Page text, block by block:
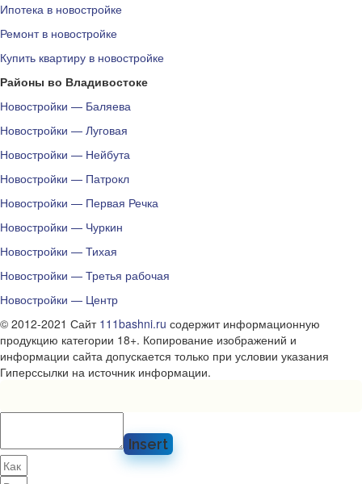
Ипотека в новостройке
Ремонт в новостройке
Купить квартиру в новостройке
Районы во Владивостоке
Новостройки — Баляева
Новостройки — Луговая
Новостройки — Нейбута
Новостройки — Патрокл
Новостройки — Первая Речка
Новостройки — Чуркин
Новостройки — Тихая
Новостройки — Третья рабочая
Новостройки — Центр
© 2012-2021 Сайт 111bashni.ru содержит информационную
продукцию категории 18+. Копирование изображений и
информации сайта допускается только при условии указания
Гиперссылки на источник информации.
Insert